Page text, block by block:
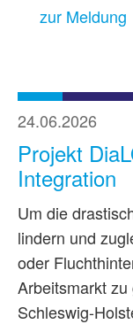
zur Meldung
24.06.2026
Projekt
Integration
Um die
lindern und
oder
Arbeitsmarkt
Schleswig-